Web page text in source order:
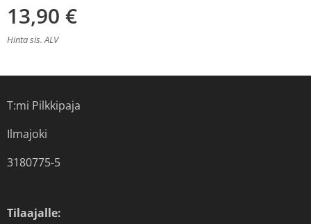
13,90 €
Hinta sis. ALV
T:mi Pilkkipaja
Ilmajoki
3180775-5
Tilaajalle: